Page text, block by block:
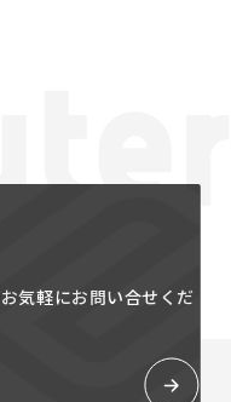
気軽にお問い合せくだ